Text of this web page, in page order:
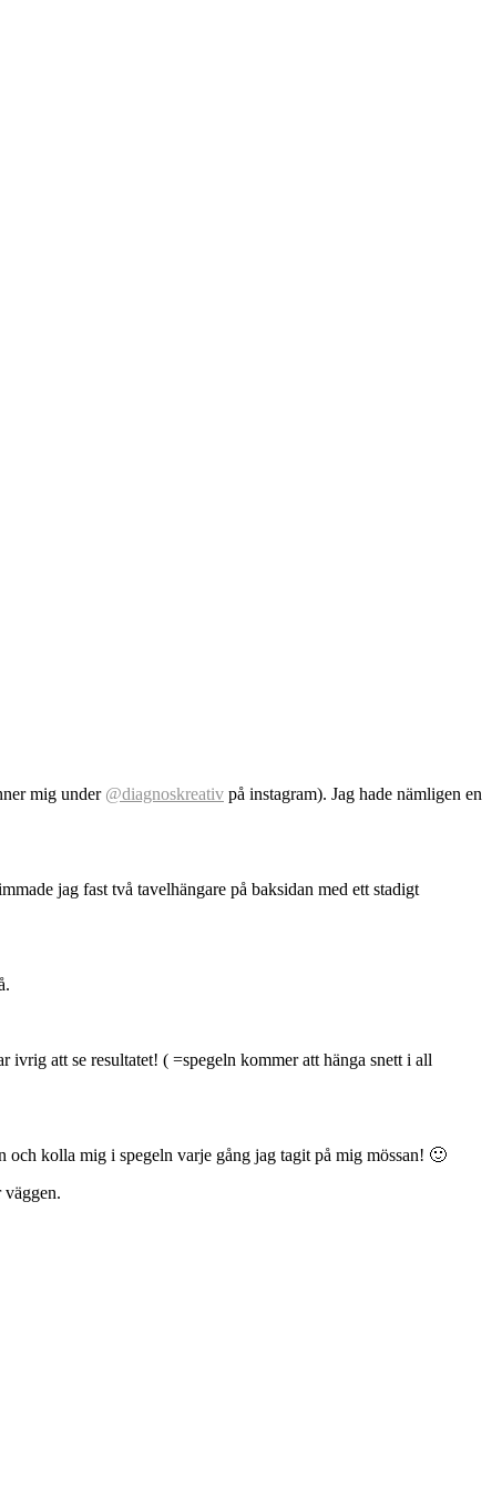
mig under @diagnoskreativ på instagram). Jag hade nämligen en
jag fast två tavelhängare på baksidan med ett stadigt
att se resultatet! ( =spegeln kommer att hänga snett i all
och kolla mig i spegeln varje gång jag tagit på mig mössan! 🙂
väggen.